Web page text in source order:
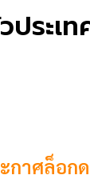
ประเ
กาศล็อ